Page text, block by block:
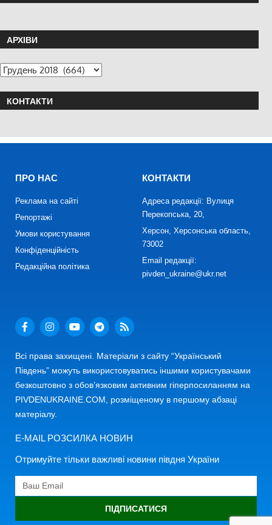
АРХІВИ
КОНТАКТИ
ПРО НАС
Реклама на сайті
Репортажі
Умови користування
Конфіденційність
Редакційна політика
КОНТАКТИ
Адреса редакції: Вулиця
Перекопська, 20,
Херсон, Херсонська область,
73002
Email редакції:
pivden_ukraine@ukr.net
Всі права захищені. Матеріали з сайту “Український
Південь” можуть використовуватись іншими користувачами
безкоштовно з обов’язковим активним гіперпосиланням на
PIVDENUKRAINE.COM, розміщеному в першому абзаці
матеріалу.
E-MAIL РОЗСИЛКА НОВИН
Отримуйте тільки важливі новини півдня України
ПІДПИСАТИСЯ